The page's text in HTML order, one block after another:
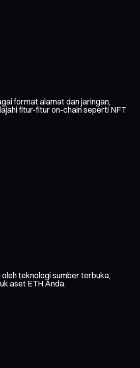
format alamat dan jaringan,
fitur-fitur on-chain seperti NFT
teknologi sumber terbuka,
aset ETH Anda.